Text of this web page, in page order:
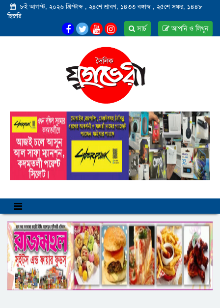
৮ই আগস্ট, ২০২৬ খ্রিস্টাব্দ , ২৪শে শ্রাবণ, ১৪৩৩ বঙ্গাব্দ , ২৫শে সফর, ১৪৪৮
হিজরি
আপনি ও লিখুন
সার্চ